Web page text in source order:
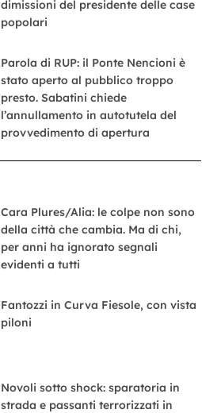
dimissioni del presidente delle case
popolari
Parola di RUP: il Ponte Nencioni è
stato aperto al pubblico troppo
presto. Sabatini chiede
l’annullamento in autotutela del
provvedimento di apertura
Cara Plures/Alia: le colpe non sono
della città che cambia. Ma di chi,
per anni ha ignorato segnali
evidenti a tutti
Fantozzi in Curva Fiesole, con vista
piloni
Novoli sotto shock: sparatoria in
strada e passanti terrorizzati in